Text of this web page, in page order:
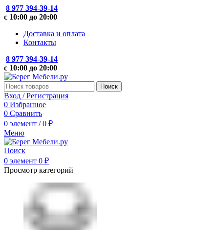
8 977 394-39-14
с 10:00 до 20:00
Доставка и оплата
Контакты
8 977 394-39-14
с 10:00 до 20:00
Поиск
Вход / Регистрация
0 Избранное
0 Сравнить
0 элемент / 0 ₽
Меню
Поиск
0 элемент 0 ₽
Просмотр категорий